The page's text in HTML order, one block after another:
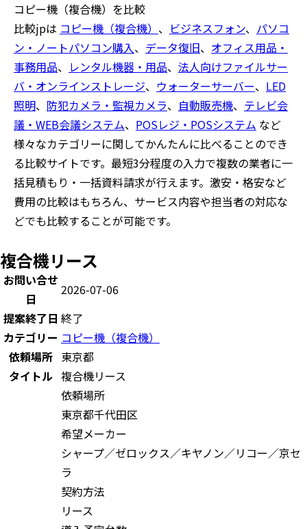
コピー機（複合機）を比較
比較jpは コピー機（複合機） 、 ビジネスフォン、 パソコ
ン・ノートパソコン購入、 データ復旧、 オフィス用品・
事務用品、 レンタル機器・用品、 法人向けファイルサー
バ・オンラインストレージ、 ウォーターサーバー、 LED
照明、 防犯カメラ・監視カメラ、 自動販売機、 テレビ会
議・WEB会議システム、 POSレジ・POSシステム など
様々なカテゴリーに関してかんたんに比べることのでき
る比較サイトです。最短3分程度の入力で複数の業者に一
括見積もり・一括資料請求が行えます。激安・格安など
費用の比較はもちろん、サービス内容や担当者の対応な
どでも比較することが可能です。
複合機リース
お問い合せ
日
2026-07-06
提案終了日 終了
カテゴリー コピー機（複合機）
依頼場所 東京都
タイトル 複合機リース
依頼場所
東京都千代田区
希望メーカー
シャープ／ゼロックス／キヤノン／リコー／京セ
ラ
契約方法
リース